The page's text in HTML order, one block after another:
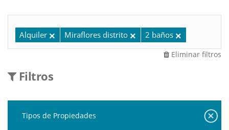
Alquiler Miraflores distrito 2 baños
Eliminar filtros
Filtros
Tipos de Propiedades